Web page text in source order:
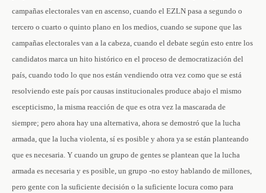
campañas electorales van en ascenso, cuando el EZLN pasa a segundo o
tercero o cuarto o quinto plano en los medios, cuando se supone que las
campañas electorales van a la cabeza, cuando el debate según esto entre los
candidatos marca un hito histórico en el proceso de democratización del
país, cuando todo lo que nos están vendiendo otra vez como que se está
resolviendo este país por causas institucionales produce abajo el mismo
escepticismo, la misma reacción de que es otra vez la mascarada de
siempre; pero ahora hay una alternativa, ahora se demostró que la lucha
armada, que la lucha violenta, sí es posible y ahora ya se están planteando
que es necesaria. Y cuando un grupo de gentes se plantean que la lucha
armada es necesaria y es posible, un grupo -no estoy hablando de millones,
pero gente con la suficiente decisión o la suficiente locura como para